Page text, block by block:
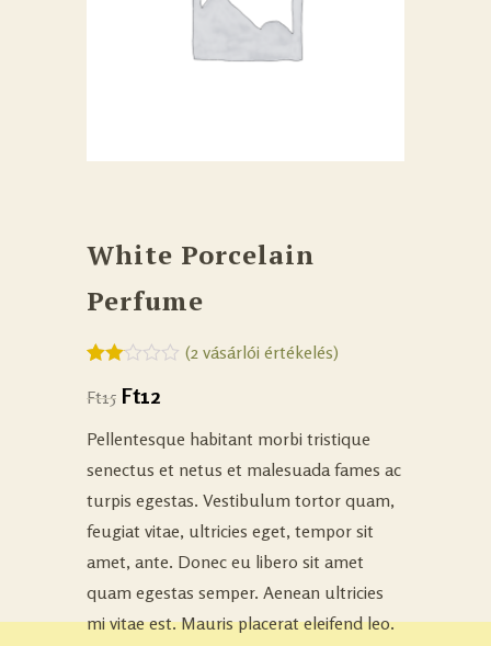
White Porcelain
Perfume
2.00
ből,
értékelés
alapján
(2 vásárlói értékelés)
Ft15 Ft12
Pellentesque habitant morbi tristique
senectus et netus et malesuada fames ac
turpis egestas. Vestibulum tortor quam,
feugiat vitae, ultricies eget, tempor sit
amet, ante. Donec eu libero sit amet
quam egestas semper. Aenean ultricies
mi vitae est. Mauris placerat eleifend leo.